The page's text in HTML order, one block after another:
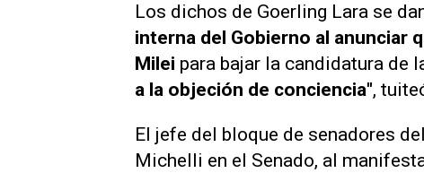
Los dichos de Goerling Lara se
interna del Gobierno al anunciar
Milei para bajar la candidatura de
a la objeción de conciencia",
El jefe del bloque de senadores
Michelli en el Senado, al